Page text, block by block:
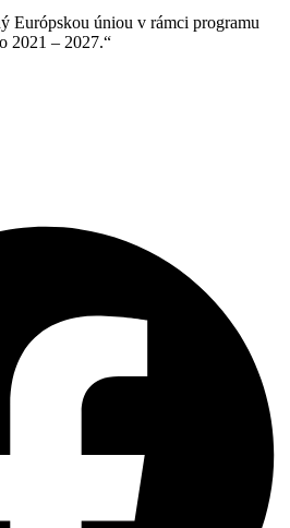
Európskou úniou v rámci programu
2021 – 2027.“